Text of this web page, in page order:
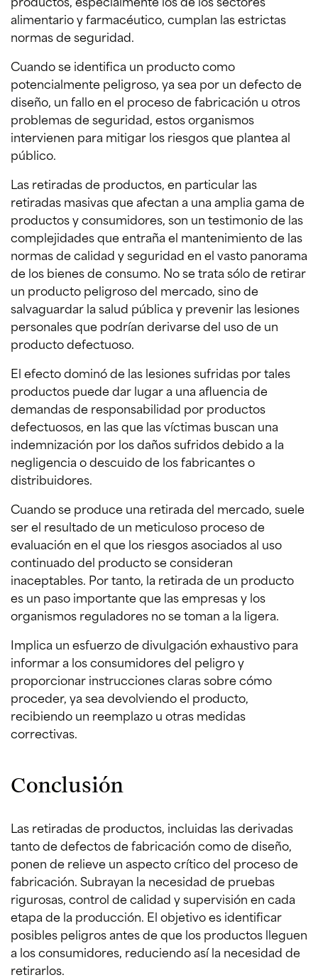
alimentario y farmacéutico, cumplan las estrictas
normas de seguridad.
Cuando se identifica un producto como
potencialmente peligroso, ya sea por un defecto de
diseño, un fallo en el proceso de fabricación u otros
problemas de seguridad, estos organismos
intervienen para mitigar los riesgos que plantea al
público.
Las retiradas de productos, en particular las
retiradas masivas que afectan a una amplia gama de
productos y consumidores, son un testimonio de las
complejidades que entraña el mantenimiento de las
normas de calidad y seguridad en el vasto panorama
de los bienes de consumo. No se trata sólo de retirar
un producto peligroso del mercado, sino de
salvaguardar la salud pública y prevenir las lesiones
personales que podrían derivarse del uso de un
producto defectuoso.
El efecto dominó de las lesiones sufridas por tales
productos puede dar lugar a una afluencia de
demandas de responsabilidad por productos
defectuosos, en las que las víctimas buscan una
indemnización por los daños sufridos debido a la
negligencia o descuido de los fabricantes o
distribuidores.
Cuando se produce una retirada del mercado, suele
ser el resultado de un meticuloso proceso de
evaluación en el que los riesgos asociados al uso
continuado del producto se consideran
inaceptables. Por tanto, la retirada de un producto
es un paso importante que las empresas y los
organismos reguladores no se toman a la ligera.
Implica un esfuerzo de divulgación exhaustivo para
informar a los consumidores del peligro y
proporcionar instrucciones claras sobre cómo
proceder, ya sea devolviendo el producto,
recibiendo un reemplazo u otras medidas
correctivas.
Conclusión
Las retiradas de productos, incluidas las derivadas
tanto de defectos de fabricación como de diseño,
ponen de relieve un aspecto crítico del proceso de
fabricación. Subrayan la necesidad de pruebas
rigurosas, control de calidad y supervisión en cada
etapa de la producción. El objetivo es identificar
posibles peligros antes de que los productos lleguen
a los consumidores, reduciendo así la necesidad de
retirarlos.